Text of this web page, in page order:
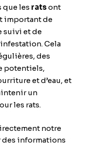
que les ratsont
important de
suivi et de
Cela
des
potentiels,
et d’eau, et
un
les rats.
notre
informations